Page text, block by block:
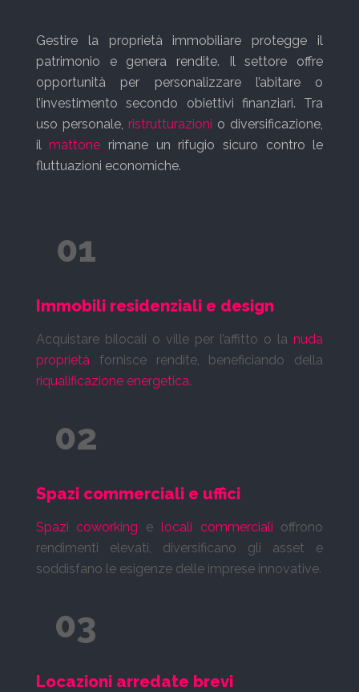
Gestire la proprietà immobiliare protegge il
patrimonio e genera rendite. Il settore offre
opportunità per personalizzare l’abitare o
l’investimento secondo obiettivi finanziari. Tra
uso personale, ristrutturazioni o diversificazione,
ilmattone rimane un rifugio sicuro contro le
fluttuazioni economiche.
01
Immobili residenziali e design
Acquistare bilocali o ville per l’affitto o lanuda
proprietàfornisce rendite, beneficiando della
riqualificazione energetica.
02
Spazi commerciali e uffici
Spazi coworking e locali commerciali offrono
rendimenti elevati, diversificano gli asset e
soddisfano le esigenze delle imprese innovative.
03
Locazioni arredate brevi